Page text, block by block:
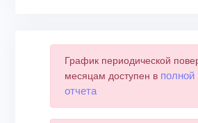
График периодической
месяцам доступен в полной
отчета